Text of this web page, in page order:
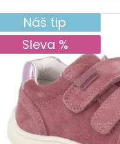
Náš tip
Sleva %